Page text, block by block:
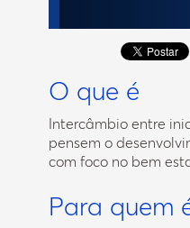
O que é
Intercâmbio entre
pensem o
com foco no bem
Para quem